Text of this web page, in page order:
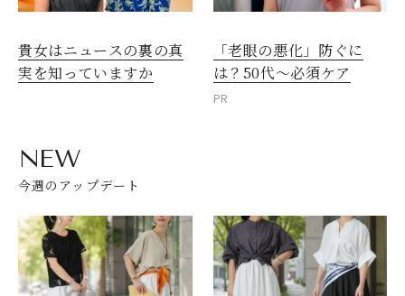
貴女はニュースの裏の真
実を知っていますか
「老眼の悪化」防ぐに
は？50代～必須ケア
PR
NEW
今週のアップデート